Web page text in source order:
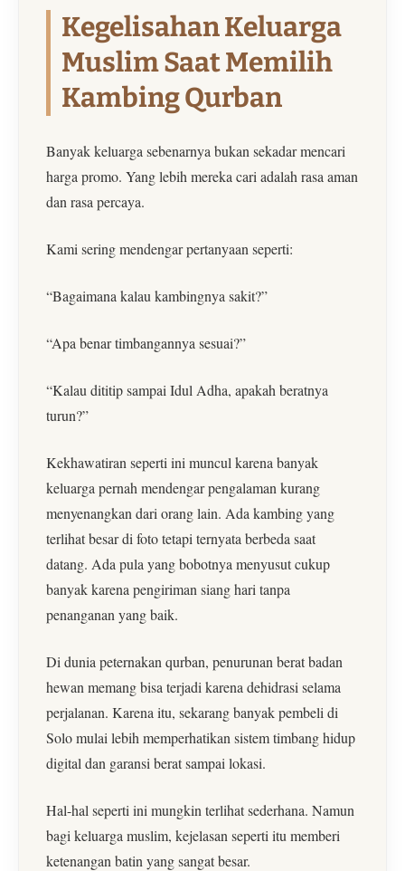
Kegelisahan Keluarga
Muslim Saat Memilih
Kambing Qurban
Banyak keluarga sebenarnya bukan sekadar mencari
harga promo. Yang lebih mereka cari adalah rasa aman
dan rasa percaya.
Kami sering mendengar pertanyaan seperti:
“Bagaimana kalau kambingnya sakit?”
“Apa benar timbangannya sesuai?”
“Kalau dititip sampai Idul Adha, apakah beratnya
turun?”
Kekhawatiran seperti ini muncul karena banyak
keluarga pernah mendengar pengalaman kurang
menyenangkan dari orang lain. Ada kambing yang
terlihat besar di foto tetapi ternyata berbeda saat
datang. Ada pula yang bobotnya menyusut cukup
banyak karena pengiriman siang hari tanpa
penanganan yang baik.
Di dunia peternakan qurban, penurunan berat badan
hewan memang bisa terjadi karena dehidrasi selama
perjalanan. Karena itu, sekarang banyak pembeli di
Solo mulai lebih memperhatikan sistem timbang hidup
digital dan garansi berat sampai lokasi.
Hal-hal seperti ini mungkin terlihat sederhana. Namun
bagi keluarga muslim, kejelasan seperti itu memberi
ketenangan batin yang sangat besar.